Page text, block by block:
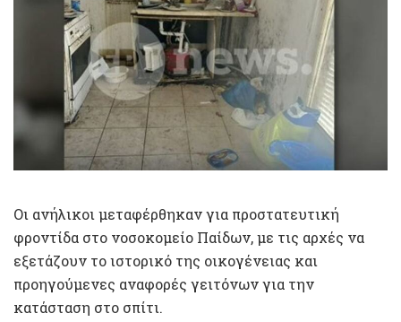
Οι ανήλικοι μεταφέρθηκαν για προστατευτική
φροντίδα στο νοσοκομείο Παίδων, με τις αρχές να
εξετάζουν το ιστορικό της οικογένειας και
προηγούμενες αναφορές γειτόνων για την
κατάσταση στο σπίτι.